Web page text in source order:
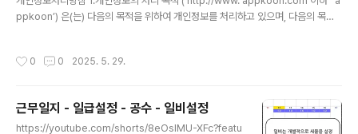
ppkoon’) 은(는) 다음의 목적을 위하여 개인정보를 처리하고 있으며, 다음의 목적
다음의 개인정보 항목을 처리하고 있습니다.1- 필수항목 : 구글 이메일 주소3. 개인
때 동의 받은 개인정보 보유․이용기간 또는 법령에 따른 개인정보 보유․이용기간 내
에서 개인정보를 처리․보유합니다.② 구체적인 개인정보 처리 및 보유 기간은 다음과
같습니다.- 마지막으로..
0 0 2025. 5. 29.
근무일지 - 일급설정 - 공수 - 일비설정
https://youtube.com/shorts/8eOsIMU-XFc?featu